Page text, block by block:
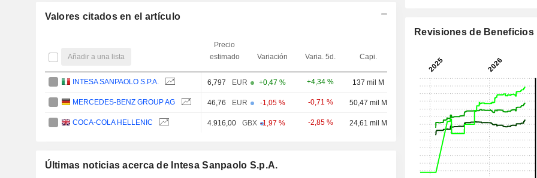
Valores citados en el artículo
Añadir a una lista
Precio
estimado
Variación Varia. 5d. Capi.
INTESA SANPAOLO S.P.A. 6,797 EUR +0,47 % +4,34 % 137 mil M
MERCEDES-BENZ GROUP AG 46,76 EUR -1,05 % -0,71 % 50,47 mil M
COCA-COLA HELLENIC 4.916,00 GBX -1,97 % -2,85 % 24,61 mil M
Últimas noticias acerca de Intesa Sanpaolo S.p.A.
Revisiones de Beneficios